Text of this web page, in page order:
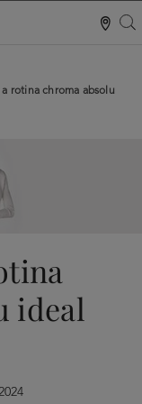
rotina chroma absolu
ideal